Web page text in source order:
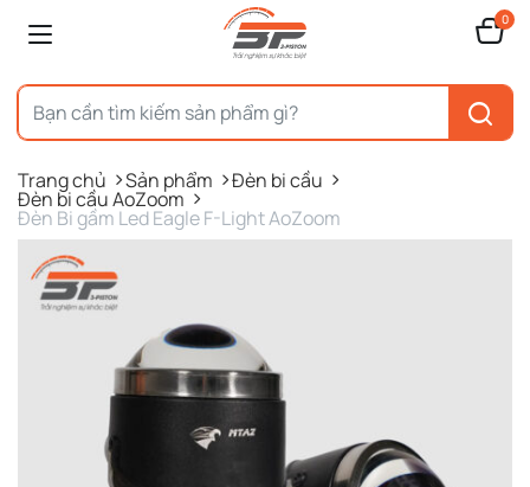
0
Trang chủ Sản phẩm Đèn bi cầu
Đèn bi cầu AoZoom
Đèn Bi gầm Led Eagle F-Light AoZoom